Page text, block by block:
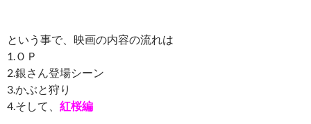
という事で、映画の内容の流れは
1.ＯＰ
2.銀さん登場シーン
3.かぶと狩り
4.そして、 紅桜編